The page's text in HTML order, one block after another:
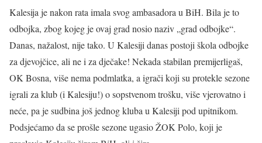
Kalesija je nakon rata imala svog ambasadora u BiH. Bila je to
odbojka, zbog kojeg je ovaj grad nosio naziv „grad odbojke“.
Danas, nažalost, nije tako. U Kalesiji danas postoji škola odbojke
za djevojčice, ali ne i za dječake! Nekada stabilan premijerligaš,
OK Bosna, više nema podmlatka, a igrači koji su protekle sezone
igrali za klub (i Kalesiju!) o sopstvenom trošku, više vjerovatno i
neće, pa je sudbina još jednog kluba u Kalesiji pod upitnikom.
Podsjećamo da se prošle sezone ugasio ŽOK Polo, koji je